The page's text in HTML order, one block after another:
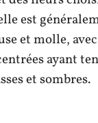
est
et molle,
ayant
et sombres.